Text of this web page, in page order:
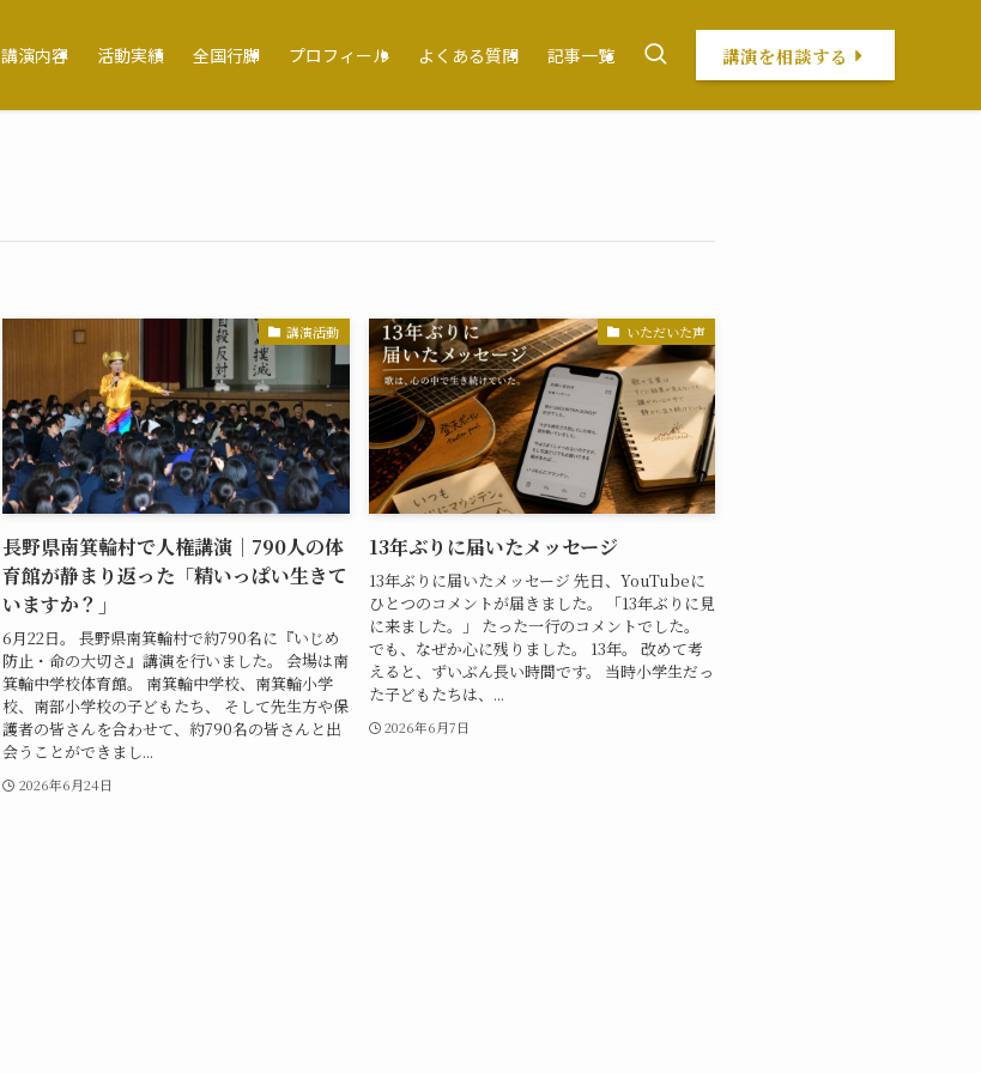
講演内容 活動実績 全国行脚 プロフィール よくある質問 記事一覧 講演を相談する
講演活動
長野県南箕輪村で人権講演｜790人の体
育館が静まり返った「精いっぱい生きて
いますか？」
6月22日。 長野県南箕輪村で約790名に『いじめ
防止・命の大切さ』講演を行いました。 会場は南
箕輪中学校体育館。 南箕輪中学校、南箕輪小学
校、南部小学校の子どもたち、 そして先生方や保
護者の皆さんを合わせて、約790名の皆さんと出
会うことができまし...
2026年6月24日
いただいた声
13年ぶりに届いたメッセージ
13年ぶりに届いたメッセージ 先日、YouTubeに
ひとつのコメントが届きました。 「13年ぶりに見
に来ました。」 たった一行のコメントでした。
でも、なぜか心に残りました。 13年。 改めて考
えると、ずいぶん長い時間です。 当時小学生だっ
た子どもたちは、...
2026年6月7日